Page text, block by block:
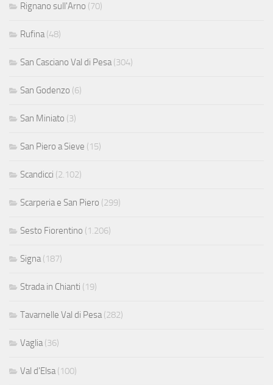
Rignano sull'Arno (70)
Rufina(48)
San Casciano Val di Pesa(304)
San Godenzo (6)
San Miniato (3)
San Piero a Sieve (15)
Scandicci (2.102)
Scarperia e San Piero (299)
Sesto Fiorentino (1.206)
Signa(187)
Strada in Chianti (19)
Tavarnelle Val di Pesa(282)
Vaglia(36)
Val d'Elsa(100)